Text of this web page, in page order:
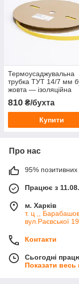
Термоусаджувальна
трубка ТУТ 14/7 мм
жовта — ізоляційна
термоусадка для
та кабелю
810 ₴/бухта
Купити
Про нас
95% позитивних
Працює з
м. Харків
т. ц ,,
вул.Раєвської
Контакти
Сьогодні
Показати весь